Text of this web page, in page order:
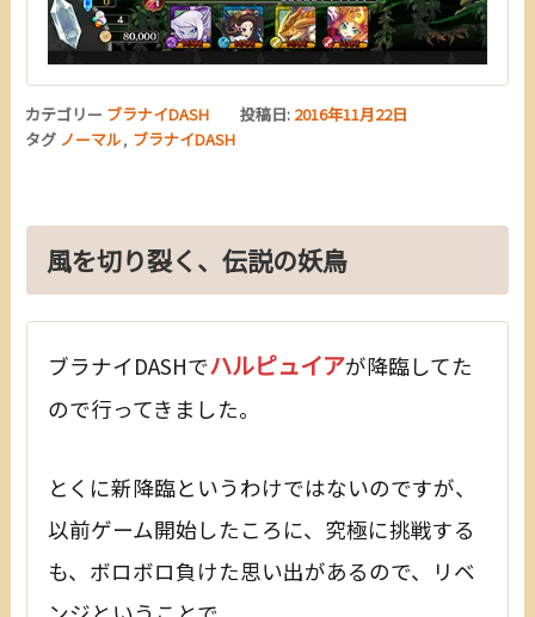
投稿日: 2016年11月22日
カテゴリー ブラナイDASH
タグ ノーマル, ブラナイDASH
風を切り裂く、伝説の妖鳥
ブラナイDASHでハルピュイアが降臨してた
ので行ってきました。
とくに新降臨というわけではないのですが、
以前ゲーム開始したころに、究極に挑戦する
も、ボロボロ負けた思い出があるので、リベ